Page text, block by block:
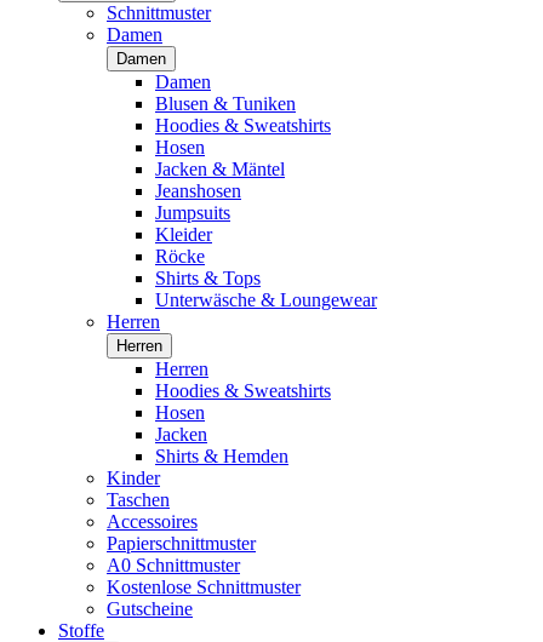
Schnittmuster
Damen
Damen
Damen
Blusen & Tuniken
Hoodies & Sweatshirts
Hosen
Jacken & Mäntel
Jeanshosen
Jumpsuits
Kleider
Röcke
Shirts & Tops
Unterwäsche & Loungewear
Herren
Herren
Herren
Hoodies & Sweatshirts
Hosen
Jacken
Shirts & Hemden
Kinder
Taschen
Accessoires
Papierschnittmuster
A0 Schnittmuster
Kostenlose Schnittmuster
Gutscheine
Stoffe